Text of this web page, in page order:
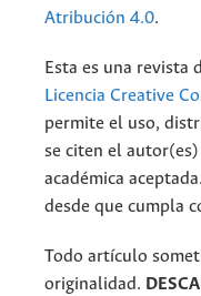
Atribución 4.0.
Esta es una revista
Licencia Creative
permite el uso,
se citen el
académica
desde que cumpla
Todo artículo
originalidad.